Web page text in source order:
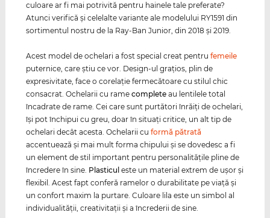
culoare ar fi mai potrivită pentru hainele tale preferate?
Atunci verifică şi celelalte variante ale modelului RY1591 din
sortimentul nostru de la Ray-Ban Junior, din 2018 şi 2019.
Acest model de ochelari a fost special creat pentrufemeile
puternice, care ştiu ce vor. Design-ul graţios, plin de
expresivitate, face o corelaţie fermecătoare cu stilul chic
consacrat. Ochelarii cu ramecomplete au lentilele total
încadrate de rame. Cei care sunt purtători înrăiţi de ochelari,
îşi pot închipui cu greu, doar în situaţi critice, un alt tip de
ochelari decât acesta. Ochelarii cuformă pătrată
accentuează şi mai mult forma chipului şi se dovedesc a fi
un element de stil important pentru personalităţile pline de
încredere în sine. Plasticul este un material extrem de uşor şi
flexibil. Acest fapt conferă ramelor o durabilitate pe viaţă şi
un confort maxim la purtare. Culoare lila este un simbol al
individualităţii, creativitaţii şi a încrederii de sine.